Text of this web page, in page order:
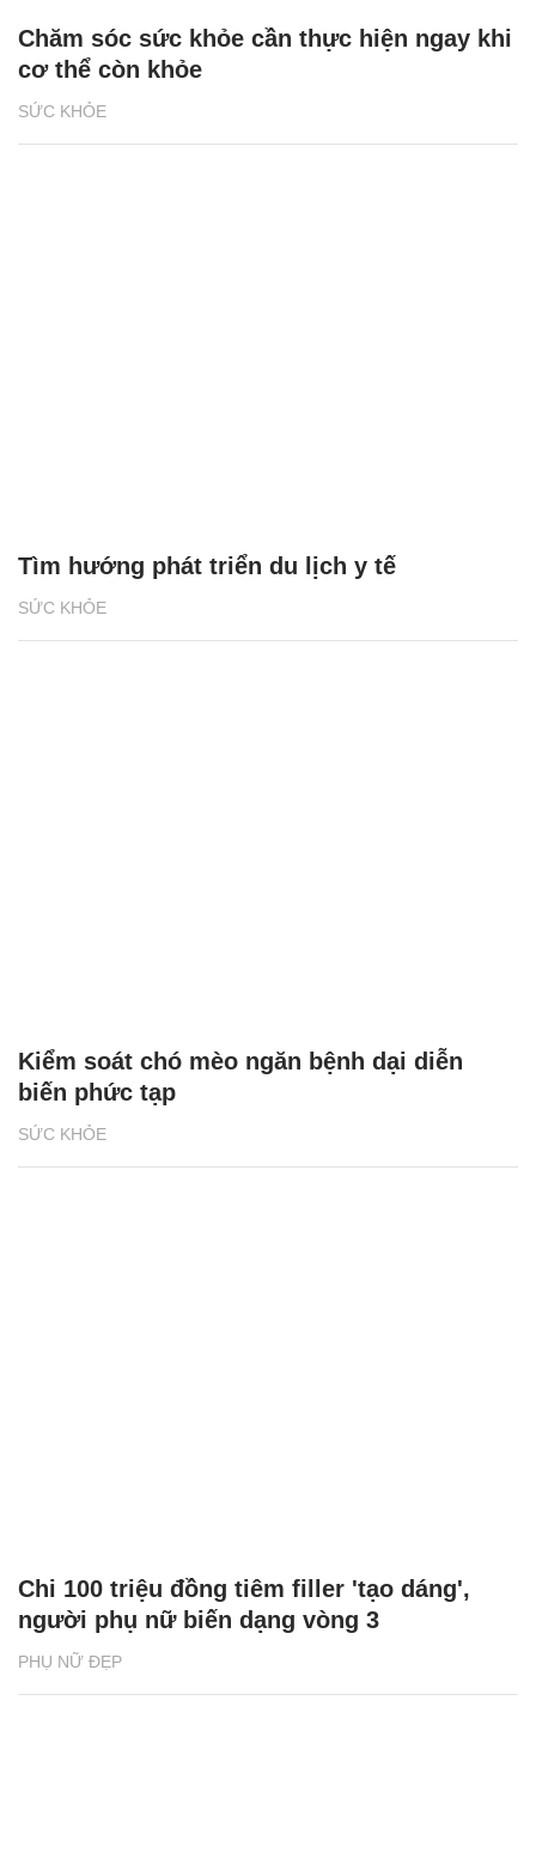
SỨC KHỎE
Chăm sóc sức khỏe cần thực hiện ngay khi
cơ thể còn khỏe
SỨC KHỎE
Tìm hướng phát triển du lịch y tế
SỨC KHỎE
Kiểm soát chó mèo ngăn bệnh dại diễn
biến phức tạp
PHỤ NỮ ĐẸP
Chi 100 triệu đồng tiêm filler 'tạo dáng',
người phụ nữ biến dạng vòng 3